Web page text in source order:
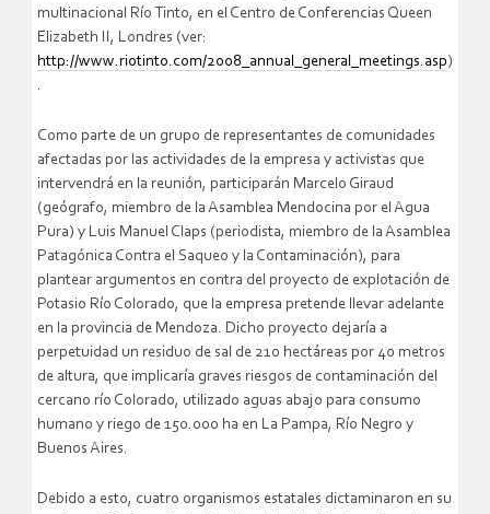
multinacional Río Tinto, en el Centro de Conferencias Queen
Elizabeth II, Londres (ver:
http://www.riotinto.com/2008_annual_general_meetings.asp)
.
Como parte de un grupo de representantes de comunidades
afectadas por las actividades de la empresa y activistas que
intervendrá en la reunión, participarán Marcelo Giraud
(geógrafo, miembro de la Asamblea Mendocina por el Agua
Pura) y Luis Manuel Claps (periodista, miembro de la Asamblea
Patagónica Contra el Saqueo y la Contaminación), para
plantear argumentos en contra del proyecto de explotación de
Potasio Río Colorado, que la empresa pretende llevar adelante
en la provincia de Mendoza. Dicho proyecto dejaría a
perpetuidad un residuo de sal de 210 hectáreas por 40 metros
de altura, que implicaría graves riesgos de contaminación del
cercano río Colorado, utilizado aguas abajo para consumo
humano y riego de 150.000 ha en La Pampa, Río Negro y
Buenos Aires.
Debido a esto, cuatro organismos estatales dictaminaron en su